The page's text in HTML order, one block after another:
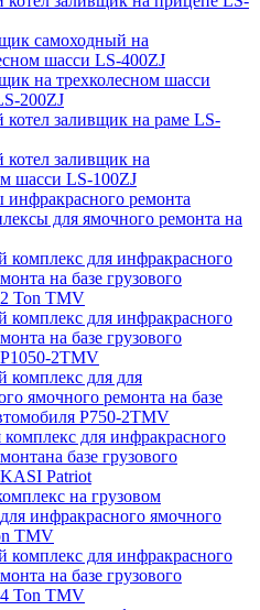
самоходный на
шасси LS-400ZJ
на трехколесном шасси
200ZJ
заливщик на раме LS-
заливщик на
шасси LS-100ZJ
ремонта
для ямочного ремонта на
для инфракрасного
на базе грузового
Ton TMV
для инфракрасного
на базе грузового
2TMV
для для
ямочного ремонта на базе
P750-2TMV
для инфракрасного
базе грузового
Patriot
на грузовом
инфракрасного ямочного
TMV
для инфракрасного
на базе грузового
Ton TMV